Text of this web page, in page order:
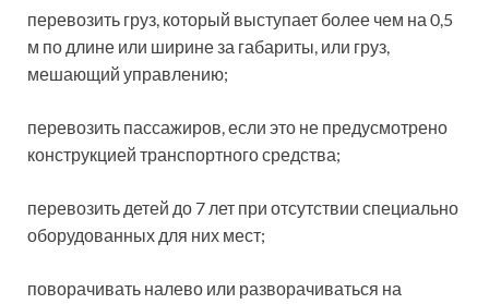
перевозить груз, который выступает более чем на 0,5
м по длине или ширине за габариты, или груз,
мешающий управлению;
перевозить пассажиров, если это не предусмотрено
конструкцией транспортного средства;
перевозить детей до 7 лет при отсутствии специально
оборудованных для них мест;
поворачивать налево или разворачиваться на